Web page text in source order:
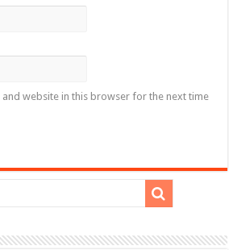
and website in this browser for the next time